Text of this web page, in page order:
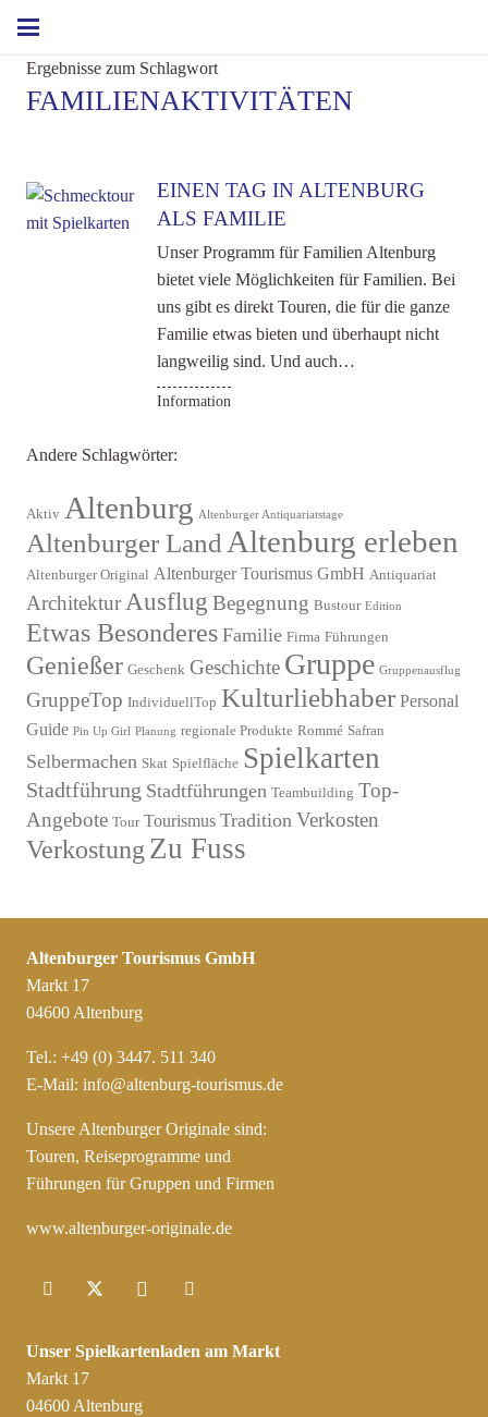
Ergebnisse zum Schlagwort
FAMILIENAKTIVITÄTEN
EINEN TAG IN ALTENBURG
ALS FAMILIE
Unser Programm für Familien Altenburg
bietet viele Möglichkeiten für Familien. Bei
uns gibt es direkt Touren, die für die ganze
Familie etwas bieten und überhaupt nicht
langweilig sind. Und auch…
Information
Andere Schlagwörter:
Aktiv Altenburg Altenburger Antiquariatstage
Altenburger Land Altenburg erleben
Altenburger Original Altenburger Tourismus GmbH Antiquariat
ArchitekturAusflug Begegnung Bustour Edition
Etwas Besonderes Familie Firma Führungen
Genießer Geschenk Geschichte Gruppe Gruppenausflug
GruppeTop IndividuellTop Kulturliebhaber Personal
Guide Pin Up Girl Planung regionale Produkte Rommé Safran
Selbermachen Skat Spielfläche Spielkarten
Stadtführung Stadtführungen Teambuilding Top-
Angebote Tour Tourismus Tradition Verkosten
Verkostung Zu Fuss
Altenburger Tourismus GmbH
Markt 17
04600 Altenburg
Tel.: +49 (0) 3447. 511 340
E-Mail: info@altenburg-tourismus.de
Unsere Altenburger Originale sind:
Touren, Reiseprogramme und
Führungen für Gruppen und Firmen
www.altenburger-originale.de
Unser Spielkartenladen am Markt
Markt 17
04600 Altenburg